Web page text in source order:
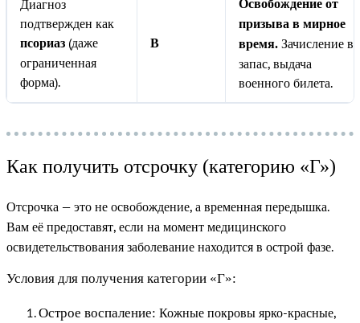
Диагноз
подтвержден как
псориаз (даже
ограниченная
форма).
В
Освобождение от
призыва в мирное
время. Зачисление в
запас, выдача
военного билета.
Как получить отсрочку (категорию «Г»)
Отсрочка — это не освобождение, а временная передышка.
Вам её предоставят, если на момент медицинского
освидетельствования заболевание находится в острой фазе.
Условия для получения категории «Г»:
Острое воспаление: Кожные покровы ярко-красные,